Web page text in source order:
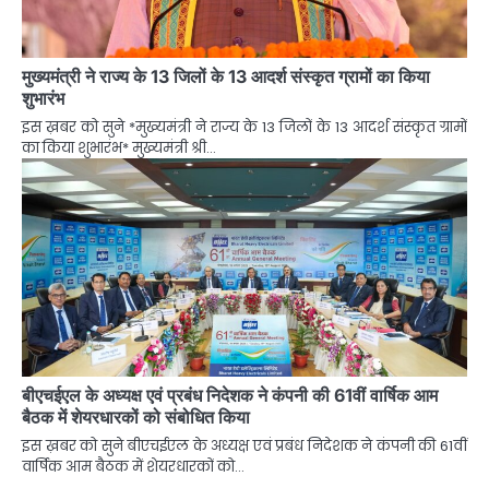
मुख्यमंत्री ने राज्य के 13 जिलों के 13 आदर्श संस्कृत ग्रामों का किया
शुभारंभ
इस ख़बर को सुने *मुख्यमंत्री ने राज्य के 13 जिलों के 13 आदर्श संस्कृत ग्रामों
का किया शुभारंभ* मुख्यमंत्री श्री…
बीएचईएल के अध्यक्ष एवं प्रबंध निदेशक ने कंपनी की 61वीं वार्षिक आम
बैठक में शेयरधारकों को संबोधित किया
इस ख़बर को सुने बीएचईएल के अध्यक्ष एवं प्रबंध निदेशक ने कंपनी की 61वीं
वार्षिक आम बैठक में शेयरधारकों को…